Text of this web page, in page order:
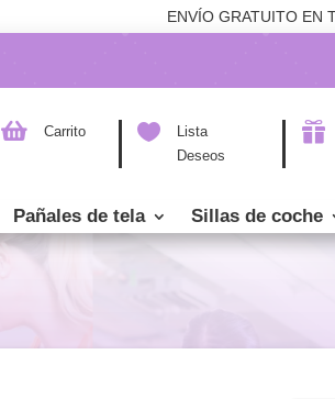
ENVÍO GRATUITO EN
 Carrito 
Lista
Deseos

Pañales de tela Sillas de coche